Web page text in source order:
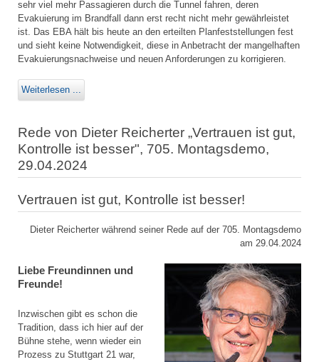
sehr viel mehr Passagieren durch die Tunnel fahren, deren
Evakuierung im Brandfall dann erst recht nicht mehr gewährleistet
ist. Das EBA hält bis heute an den erteilten Planfeststellungen fest
und sieht keine Notwendigkeit, diese in Anbetracht der mangelhaften
Evakuierungsnachweise und neuen Anforderungen zu korrigieren.
Weiterlesen ...
Rede von Dieter Reicherter „Vertrauen ist gut,
Kontrolle ist besser", 705. Montagsdemo,
29.04.2024
Vertrauen ist gut, Kontrolle ist besser!
Dieter Reicherter während seiner Rede auf der 705. Montagsdemo
am 29.04.2024
Liebe Freundinnen und
Freunde!
Inzwischen gibt es schon die
Tradition, dass ich hier auf der
Bühne stehe, wenn wieder ein
Prozess zu Stuttgart 21 war,